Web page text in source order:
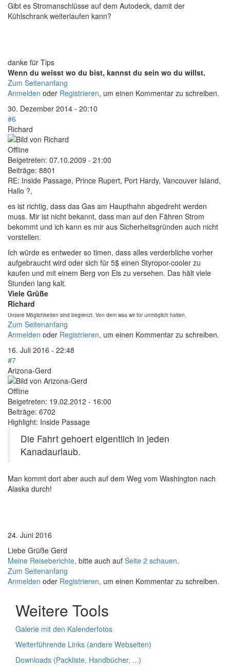
Gibt es Stromanschlüsse auf dem Autodeck, damit der
Kühlschrank weiterlaufen kann?
danke für Tips
Wenn du weisst wo du bist, kannst du sein wo du willst.
Zum Seitenanfang
Anmelden oder Registrieren, um einen Kommentar zu schreiben.
30. Dezember 2014 - 20:10
#6
Richard
Offline
Beigetreten: 07.10.2009 - 21:00
Beiträge: 8801
RE: Inside Passage, Prince Rupert, Port Hardy, Vancouver Island,
Hallo ?,
es ist richtig, dass das Gas am Haupthahn abgedreht werden
muss. Mir ist nicht bekannt, dass man auf den Fähren Strom
bekommt und ich kann es mir aus Sicherheitsgründen auch nicht
vorstellen.
Ich würde es entweder so timen, dass alles verderbliche vorher
aufgebraucht wird oder sich für 5$ einen Styropor-cooler zu
kaufen und mit einem Berg von Eis zu versehen. Das hält viele
Stunden lang kalt.
Viele Grüße
Richard
Unsere Möglichkeiten sind begrenzt. Von dem was wir für unmöglich halten.
Zum Seitenanfang
Anmelden oder Registrieren, um einen Kommentar zu schreiben.
16. Juli 2016 - 22:48
#7
Arizona-Gerd
Offline
Beigetreten: 19.02.2012 - 16:00
Beiträge: 6702
Highlight: Inside Passage
Die Fahrt gehoert eigentlich in jeden
Kanadaurlaub.
Man kommt dort aber auch auf dem Weg vom Washington nach
Alaska durch!
24. Juni 2016
Liebe Grüße Gerd
Meine Reiseberichte, bitte auch auf Seite 2 schauen.
Zum Seitenanfang
Anmelden oder Registrieren, um einen Kommentar zu schreiben.
Weitere Tools
Galerie mit den Kalenderfotos
Weiterführende Links (andere Webseiten)
Downloads (Packliste, Handbücher, ...)